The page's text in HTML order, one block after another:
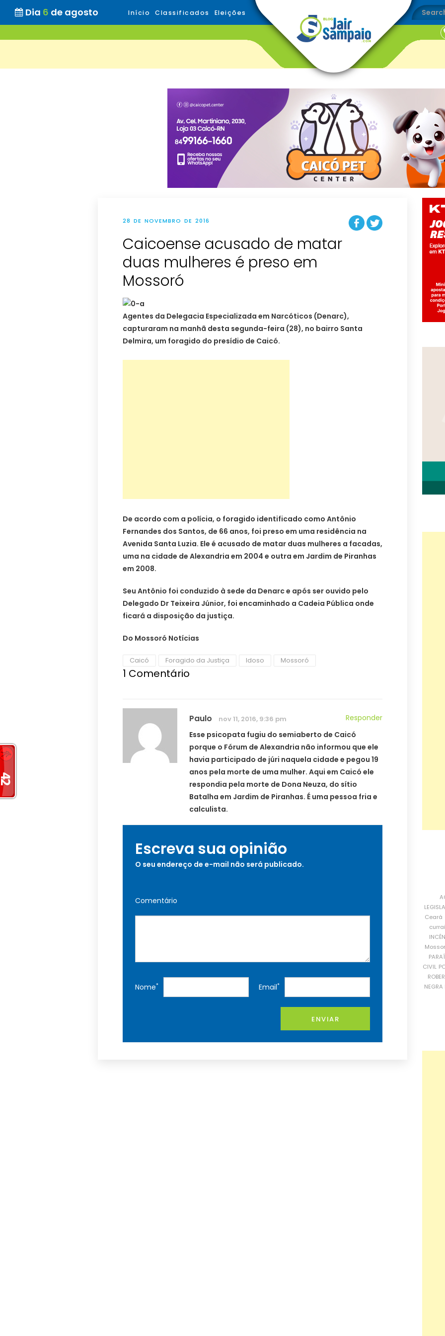
Dia 6 de agosto Início Classificados Eleições
28 DE NOVEMBRO DE 2016
Caicoense acusado de matar
duas mulheres é preso em
Mossoró
Agentes da Delegacia Especializada em Narcóticos (Denarc),
capturaram na manhã desta segunda-feira (28), no bairro Santa
Delmira, um foragido do presídio de Caicó.
De acordo com a polícia, o foragido identificado como Antônio
Fernandes dos Santos, de 66 anos, foi preso em uma residência na
Avenida Santa Luzia. Ele é acusado de matar duas mulheres a facadas,
uma na cidade de Alexandria em 2004 e outra em Jardim de Piranhas
em 2008.
Seu Antônio foi conduzido à sede da Denarc e após ser ouvido pelo
Delegado Dr Teixeira Júnior, foi encaminhado a Cadeia Pública onde
ficará a disposição da justiça.
Do Mossoró Notícias
Caicó Foragido da Justiça Idoso Mossoró
1 Comentário
Paulo nov 11, 2016, 9:36 pm
Responder
Esse psicopata fugiu do semiaberto de Caicó
porque o Fórum de Alexandria não informou que ele
havia participado de júri naquela cidade e pegou 19
anos pela morte de uma mulher. Aqui em Caicó ele
respondia pela morte de Dona Neuza, do sítio
Batalha em Jardim de Piranhas. É uma pessoa fria e
calculista.
Escreva sua opinião
O seu endereço de e-mail não será publicado.
Comentário
Nome* Email*
ENVIAR
Ceará
CIVIL
NEGRA